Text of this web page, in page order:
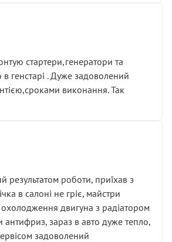
стартери,генератори та
в генстарі . Дуже задоволений
виконання. Так
результатом роботи, приїхав з
в салоні не гріє, майстри
двигуна з радіатором
антифриз, зараз в авто дуже тепло,
задоволений